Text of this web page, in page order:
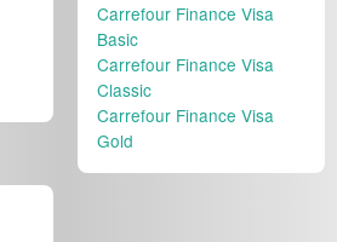
Carrefour Finance Visa
Basic
Carrefour Finance Visa
Classic
Carrefour Finance Visa
Gold